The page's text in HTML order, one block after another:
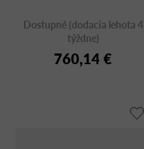
Dostupné (dodacia lehota 4
týždne)
760,14 €